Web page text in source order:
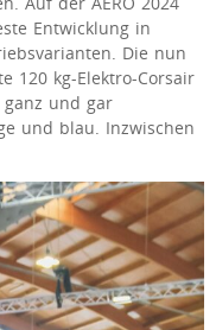
Entwicklung in
Die nun
120 kg-Elektro-Corsair
und gar
und blau. Inzwischen